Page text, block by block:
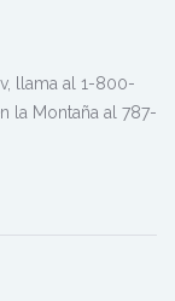
llama al 1-800-
la Montaña al 787-